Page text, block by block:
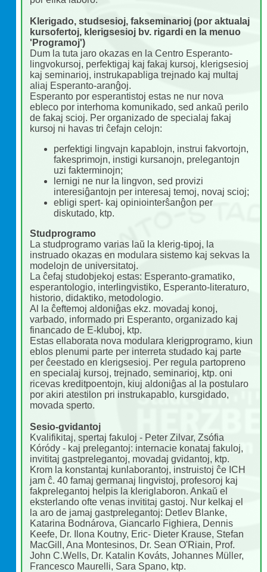
Klerigado, studsesioj, fakseminarioj (por aktualaj
kursofertoj, klerigsesioj bv. rigardi en la menuo
'Programoj')
Dum la tuta jaro okazas en la Centro Esperanto-
lingvokursoj, perfektigaj kaj fakaj kursoj, klerigsesioj
kaj seminarioj, instrukapabliga trejnado kaj multaj
aliaj Esperanto-aranĝoj.
Esperanto por esperantistoj estas ne nur nova
ebleco por interhoma komunikado, sed ankaŭ perilo
de fakaj scioj. Per organizado de specialaj fakaj
kursoj ni havas tri ĉefajn celojn:
perfektigi lingvajn kapablojn, instrui fakvortojn,
fakesprimojn, instigi kursanojn, prelegantojn
uzi fakterminojn;
lernigi ne nur la lingvon, sed provizi
interesiĝantojn per interesaj temoj, novaj scioj;
ebligi spert- kaj opiniointerŝanĝon per
diskutado, ktp.
Studprogramo
La studprogramo varias laŭ la klerig-tipoj, la
instruado okazas en modulara sistemo kaj sekvas la
modelojn de universitatoj.
La ĉefaj studobjekoj estas: Esperanto-gramatiko,
esperantologio, interlingvistiko, Esperanto-literaturo,
historio, didaktiko, metodologio.
Al la ĉeftemoj aldoniĝas ekz. movadaj konoj,
varbado, informado pri Esperanto, organizado kaj
financado de E-kluboj, ktp.
Estas ellaborata nova modulara klerigprogramo, kiun
eblos plenumi parte per interreta studado kaj parte
per ĉeestado en klerigsesioj. Per regula partopreno
en specialaj kursoj, trejnado, seminarioj, ktp. oni
ricevas kreditpoentojn, kiuj aldoniĝas al la postularo
por akiri atestilon pri instrukapablo, kursgidado,
movada sperto.
Sesio-gvidantoj
Kvalifikitaj, spertaj fakuloj - Peter Zilvar, Zsófia
Kóródy - kaj prelegantoj: internacie konataj fakuloj,
invititaj gastprelegantoj, movadaj gvidantoj, ktp.
Krom la konstantaj kunlaborantoj, instruistoj ĉe ICH
jam ĉ. 40 famaj germanaj lingvistoj, profesoroj kaj
fakprelegantoj helpis la kleriglaboron. Ankaŭ el
eksterlando ofte venas invititaj gastoj. Nur kelkaj el
la aro de jamaj gastprelegantoj: Detlev Blanke,
Katarina Bodnárova, Giancarlo Fighiera, Dennis
Keefe, Dr. Ilona Koutny, Eric- Dieter Krause, Stefan
MacGill, Ana Montesinos, Dr. Sean O'Riain, Prof.
John C.Wells, Dr. Katalin Kováts, Johannes Müller,
Francesco Maurelli, Sara Spano, ktp.